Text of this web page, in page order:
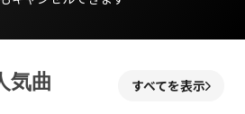
気曲 すべてを表示